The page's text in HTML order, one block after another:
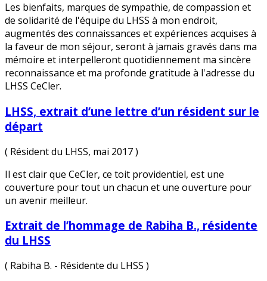
Les bienfaits, marques de sympathie, de compassion et
de solidarité de l'équipe du LHSS à mon endroit,
augmentés des connaissances et expériences acquises à
la faveur de mon séjour, seront à jamais gravés dans ma
mémoire et interpelleront quotidiennement ma sincère
reconnaissance et ma profonde gratitude à l'adresse du
LHSS CeCler.
LHSS, extrait d’une lettre d’un résident sur le
départ
( Résident du LHSS, mai 2017 )
Il est clair que CeCler, ce toit providentiel, est une
couverture pour tout un chacun et une ouverture pour
un avenir meilleur.
Extrait de l’hommage de Rabiha B., résidente
du LHSS
( Rabiha B. - Résidente du LHSS )